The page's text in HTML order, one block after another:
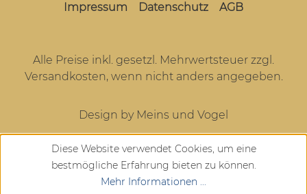
Impressum Datenschutz AGB
Alle Preise inkl. gesetzl. Mehrwertsteuer zzgl.
Versandkosten, wenn nicht anders angegeben.
Design by Meins und Vogel
Diese Website verwendet Cookies, um eine
bestmögliche Erfahrung bieten zu können.
Mehr Informationen ...